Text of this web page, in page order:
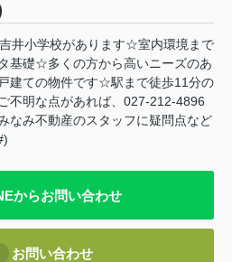
井小学校があります☆室内環境まで
基礎☆多くの方から高いニーズのあ
建ての物件です☆駅まで徒歩11分の
不明な点があれば、027-212-4896
なみ不動産のスタッフに疑問点など
からお問い合わせ
お問い合わせ